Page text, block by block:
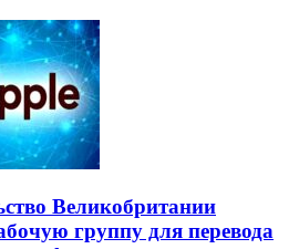
Великобритании
группу для перевода